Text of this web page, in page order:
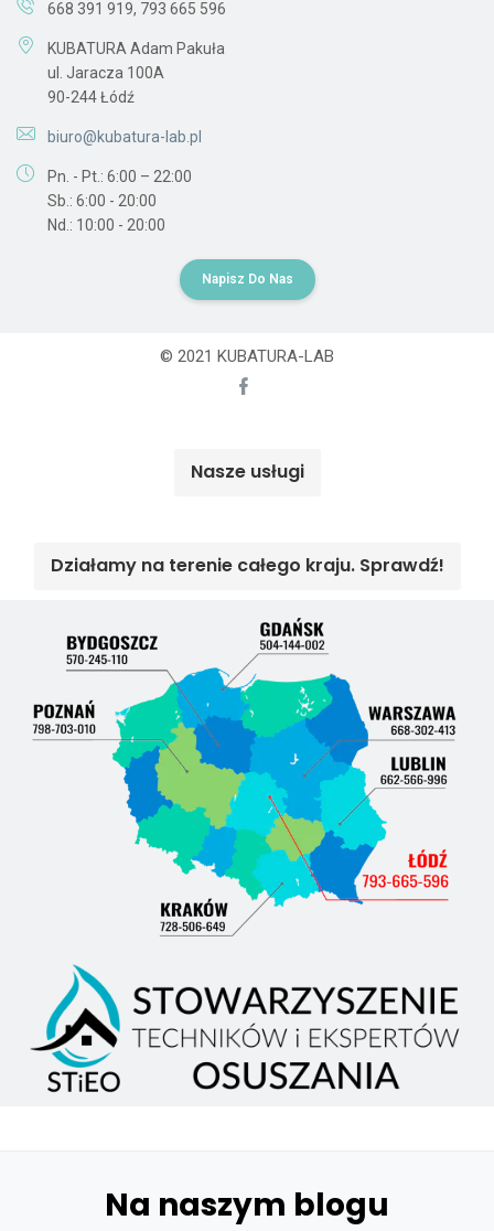
668 391 919, 793 665 596
KUBATURA Adam Pakuła
ul. Jaracza 100A
90-244 Łódź
biuro@kubatura-lab.pl
Pn. - Pt.: 6:00 – 22:00
Sb.: 6:00 - 20:00
Nd.: 10:00 - 20:00
Napisz Do Nas
© 2021 KUBATURA-LAB
Nasze usługi
Działamy na terenie całego kraju. Sprawdź!
Na naszym blogu